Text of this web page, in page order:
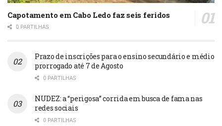
Capotamento em Cabo Ledo faz seis feridos
0 PARTILHAS
Prazo de inscrições para o ensino secundário e médio
prorrogado até 7 de Agosto
0 PARTILHAS
NUDEZ: a “perigosa” corrida em busca de fama nas
redes sociais
0 PARTILHAS